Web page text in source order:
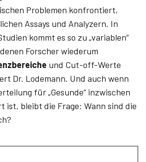
Problemen konfrontiert,
Assays und Analyzern. In
kommt es so zu „variablen“
Forscher wiederum
und Cut-off-Werte
Dr. Lodemann. Und auch wenn
für „Gesunde“ inzwischen
ist, bleibt die Frage: Wann sind die